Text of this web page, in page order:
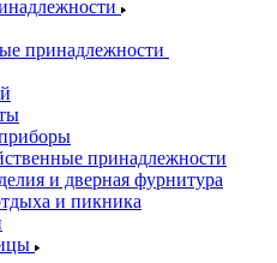
принадлежности
принадлежности
и дверная фурнитура
и пикника